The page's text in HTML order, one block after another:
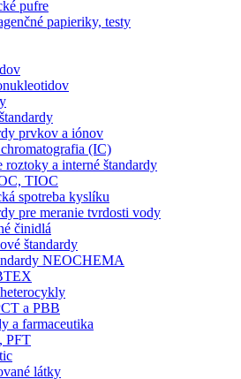
pufre
papieriky, testy
prvkov a iónov
(IC)
roztoky a interné štandardy
TIOC
spotreba kyslíku
pre meranie tvrdosti vody
činidlá
štandardy
NEOCHEMA
a PBB
a farmaceutika
PFT
látky